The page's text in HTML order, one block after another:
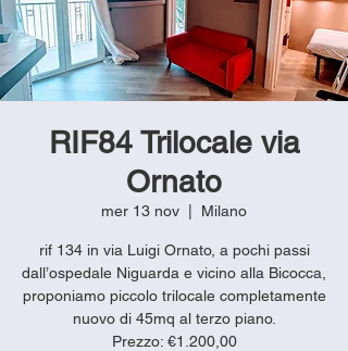
RIF84 Trilocale via
Ornato
mer 13 nov Milano
rif 134 in via Luigi Ornato, a pochi passi
dall’ospedale Niguarda e vicino alla Bicocca,
proponiamo piccolo trilocale completamente
nuovo di 45mq al terzo piano.
Prezzo: €1.200,00